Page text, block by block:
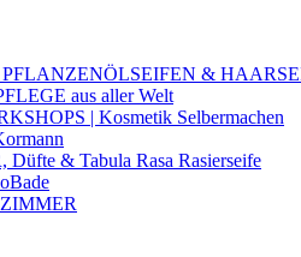
PFLANZENÖLSEIFEN &
aus aller Welt
| Kosmetik Selbermachen
& Tabula Rasa Rasierseife